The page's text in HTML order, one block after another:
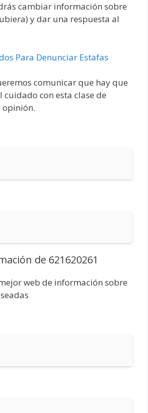
cambiar información sobre
y dar una respuesta al
Para Denunciar Estafas
comunicar que hay que
cuidado con esta clase de
opinión.
de 621620261
web de información sobre